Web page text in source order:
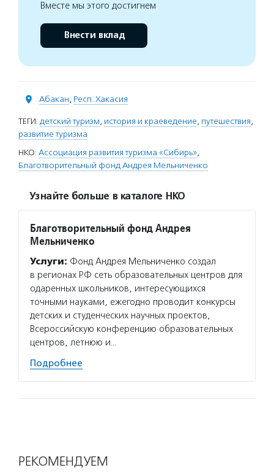
Вместе мы этого достигнем
Внести вклад
Абакан, Респ. Хакасия
ТЕГИ: детский туризм, история и краеведение, путешествия,
развитие туризма
НКО: Ассоциация развития туризма «Сибирь»,
Благотворительный фонд Андрея Мельниченко
Узнайте больше в каталоге НКО
Благотворительный фонд Андрея
Мельниченко
Услуги: Фонд Андрея Мельниченко создал
в регионах РФ сеть образовательных центров для
одаренных школьников, интересующихся
точными науками, ежегодно проводит конкурсы
детских и студенческих научных проектов,
Всероссийскую конференцию образовательных
центров, летнюю и…
Подробнее
РЕКОМЕНДУЕМ